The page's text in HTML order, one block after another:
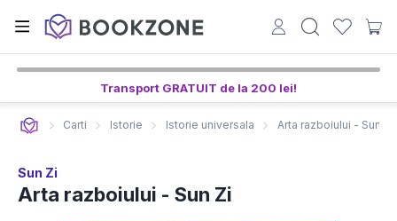
Transport GRATUIT de la 200 lei!
Carti Istorie Istorie universala Arta razboiului - Sun Zi
Sun Zi
Arta razboiului - Sun Zi